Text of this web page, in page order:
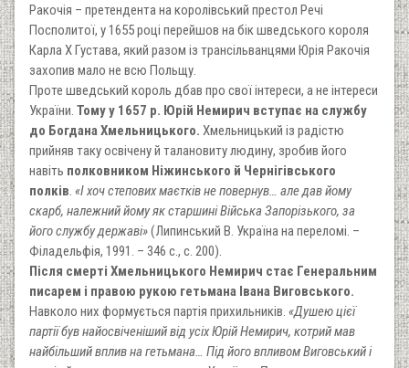
Ракочія – претендента на королівський престол Речі
Посполитої, у 1655 році перейшов на бік шведського короля
Карла X Густава, який разом із трансільванцями Юрія Ракочія
захопив мало не всю Польщу.
Проте шведський король дбав про свої інтереси, а не інтереси
України. Тому у 1657 р. Юрій Немирич вступає на службу
до Богдана Хмельницького. Хмельницький із радістю
прийняв таку освічену й талановиту людину, зробив його
навіть полковником Ніжинського й Чернігівського
полків. «І хоч степових маєтків не повернув… але дав йому
скарб, належний йому як старшині Війська Запорізького, за
його службу державі»(Липинський В. Україна на переломі. –
Філадельфія, 1991. – 346 с., с. 200).
Після смерті Хмельницького Немирич стає Генеральним
писарем і правою рукою гетьмана Івана Виговського.
Навколо них формується партія прихильників. «Душею цієї
партії був найосвіченіший від усіх Юрій Немирич, котрий мав
найбільший вплив на гетьмана… Під його впливом Виговський і